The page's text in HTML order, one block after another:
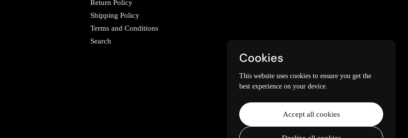
Return Policy
Shipping Policy
Terms and Conditions
Search
Cookies
This website uses cookies to ensure you get the
best experience on your device.
Accept all cookies